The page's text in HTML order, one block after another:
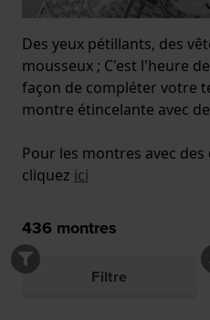
Des yeux pétillants, des
mousseux ; C'est l'heure
façon de compléter votre
montre étincelante avec
Pour les montres avec
cliquez ici
436 montres
Filtre